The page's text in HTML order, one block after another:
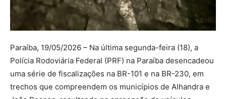
Paraíba, 19/05/2026 – Na última segunda-feira (18), a
Polícia Rodoviária Federal (PRF) na Paraíba desencadeou
uma série de fiscalizações na BR-101 e na BR-230, em
trechos que compreendem os municípios de Alhandra e